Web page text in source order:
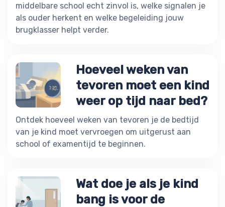
middelbare school echt zinvol is, welke signalen je
als ouder herkent en welke begeleiding jouw
brugklasser helpt verder.
Hoeveel weken van
tevoren moet een kind
weer op tijd naar bed?
Ontdek hoeveel weken van tevoren je de bedtijd
van je kind moet vervroegen om uitgerust aan
school of examentijd te beginnen.
Wat doe je als je kind
bang is voor de